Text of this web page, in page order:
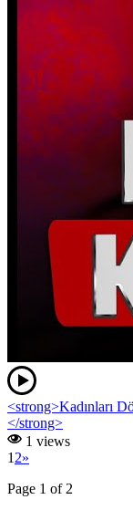
<strong>Kadınları
</strong>
1 views
1 2»
Page 1 of 2